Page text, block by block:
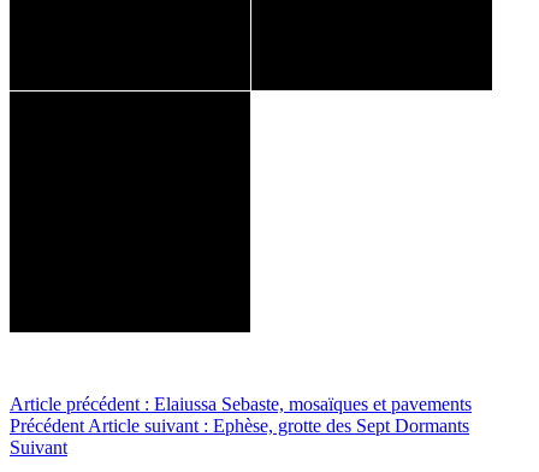
Article précédent : Elaiussa Sebaste, mosaïques et pavements
Précédent Article suivant : Ephèse, grotte des Sept Dormants
Suivant